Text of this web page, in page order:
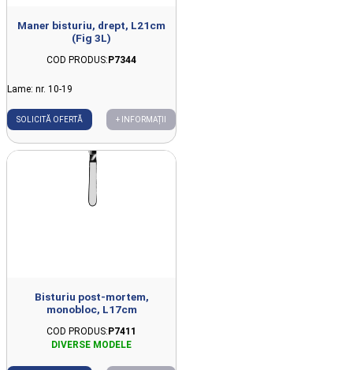
Maner bisturiu, drept, L21cm
(Fig 3L)
COD PRODUS: P7344
Lame: nr. 10-19
SOLICITĂ OFERTĂ + INFORMAȚII
Bisturiu post-mortem,
monobloc, L17cm
COD PRODUS:P7411